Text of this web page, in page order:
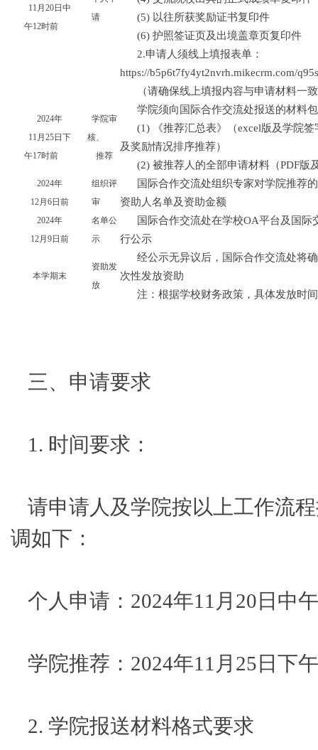
11月20日中
午12时前
请
(5) 以往所获奖励证书复印件
(6) 护照签证页及出境盖章页复印件
2.申请人须线上填报表单：
https://b5p6t7fy4yt2nvrh.mikecrm.com/
（请确保线上填报内容与申请材料一
2024年
11月25日下
午17时前
学院审
核、
推荐
学院须向国际合作交流处报送的材料
(1) 《推荐汇总表》（excel版及学院
及奖励情况排序推荐）
(2) 被推荐人的全部申请材料（PDF版
2024年
12月6日前
组织评
审
国际合作交流处组织专家对学院推荐
资助人名单及资助金额
2024年
12月9日前
名单公
示
国际合作交流处在学校OA平台及国
行公示
本学期末
资助发
放
经公示无异议后，国际合作交流处将
次性发放资助
注：根据学校财务政策，具体发放时
三、申请要求
1. 时间要求：
请申请人及学院按以上工作流
调如下：
个人申请：2024年11月20日中
学院推荐：2024年11月25日下
2. 学院报送材料格式要求